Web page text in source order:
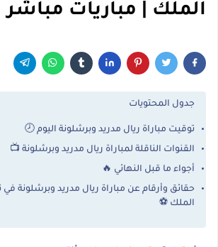
الملك | مباريات مباشر
جدول المحتويات
توقيت مباراة ريال مدريد وبرشلونة اليوم 🕗
القنوات الناقلة لمباراة ريال مدريد وبرشلونة 📺
أجواء ما قبل النهائي 🔥
حقائق وأرقام عن مباراة ريال مدريد وبرشلونة
الملك ⚽